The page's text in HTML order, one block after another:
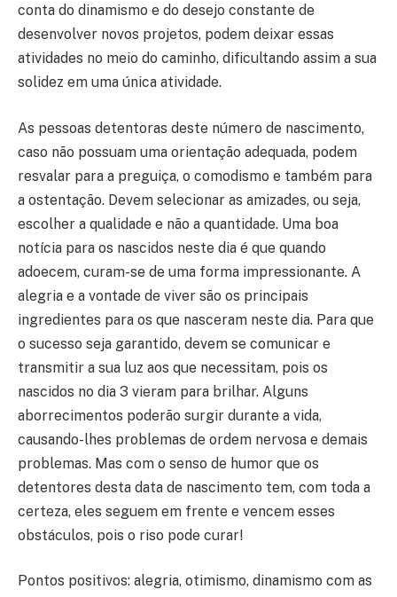
conta do dinamismo e do desejo constante de
desenvolver novos projetos, podem deixar essas
atividades no meio do caminho, dificultando assim a sua
solidez em uma única atividade.
As pessoas detentoras deste número de nascimento,
caso não possuam uma orientação adequada, podem
resvalar para a preguiça, o comodismo e também para
a ostentação. Devem selecionar as amizades, ou seja,
escolher a qualidade e não a quantidade. Uma boa
notícia para os nascidos neste dia é que quando
adoecem, curam-se de uma forma impressionante. A
alegria e a vontade de viver são os principais
ingredientes para os que nasceram neste dia. Para que
o sucesso seja garantido, devem se comunicar e
transmitir a sua luz aos que necessitam, pois os
nascidos no dia 3 vieram para brilhar. Alguns
aborrecimentos poderão surgir durante a vida,
causando-lhes problemas de ordem nervosa e demais
problemas. Mas com o senso de humor que os
detentores desta data de nascimento tem, com toda a
certeza, eles seguem em frente e vencem esses
obstáculos, pois o riso pode curar!
Pontos positivos: alegria, otimismo, dinamismo com as